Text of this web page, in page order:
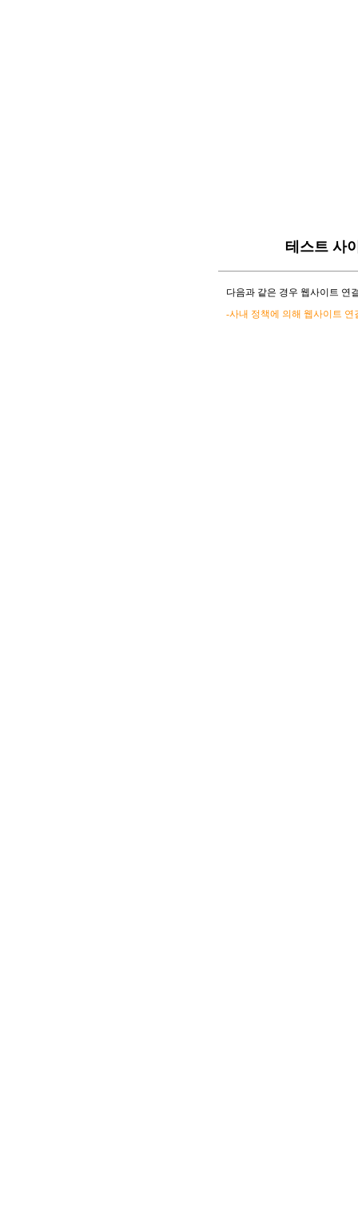
테스트 사
다음과 같은 경우 웹사이트 연
-사내 정책에 의해 웹사이트